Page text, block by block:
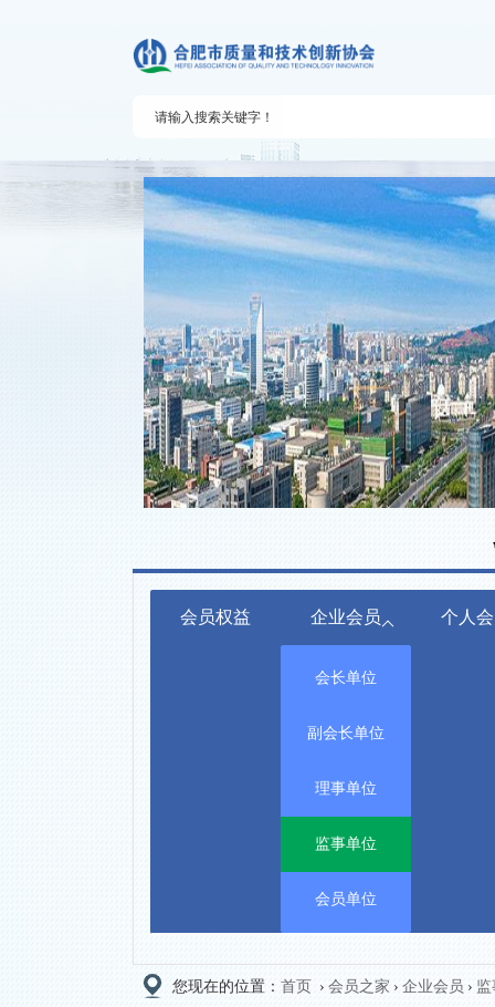
质量技术服务
会员权益 企业会员
会长单位
副会长单位
理事单位
监事单位
会员单位
个人
您现在的位置： 首页 › 会员之家 › 企业会员 ›